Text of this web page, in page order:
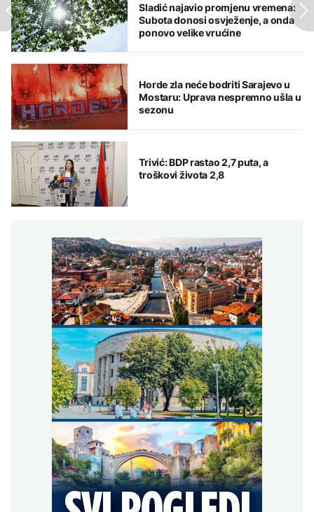
Sladić najavio promjenu vremena:
Subota donosi osvježenje, a onda
ponovo velike vrućine
Horde zla neće bodriti Sarajevo u
Mostaru: Uprava nespremno ušla u
sezonu
Trivić: BDP rastao 2,7 puta, a
troškovi života 2,8